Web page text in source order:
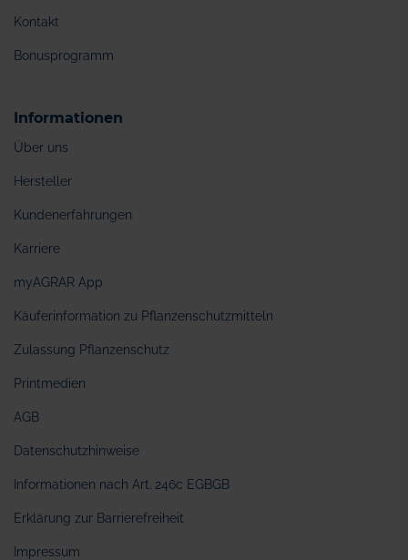
Kontakt
Bonusprogramm
Informationen
Über uns
Hersteller
Kundenerfahrungen
Karriere
myAGRAR App
Käuferinformation zu Pflanzenschutzmitteln
Zulassung Pflanzenschutz
Printmedien
AGB
Datenschutzhinweise
Informationen nach Art. 246c EGBGB
Erklärung zur Barrierefreiheit
Impressum